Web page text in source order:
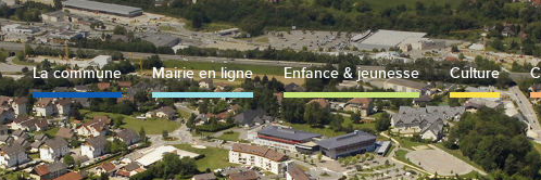
La commune Mairie en ligne Enfance & jeunesse Culture